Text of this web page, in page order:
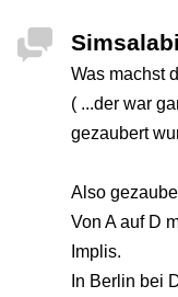
Was machst
( ...der war
gezaubert
Also
Von A auf D
Implis.
In Berlin bei